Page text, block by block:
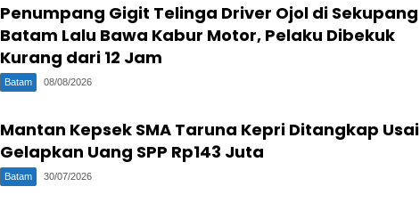
Penumpang Gigit Telinga Driver Ojol di Sekupang
Batam Lalu Bawa Kabur Motor, Pelaku Dibekuk
Kurang dari 12 Jam
Batam 08/08/2026
Mantan Kepsek SMA Taruna Kepri Ditangkap Usai
Gelapkan Uang SPP Rp143 Juta
Batam 30/07/2026